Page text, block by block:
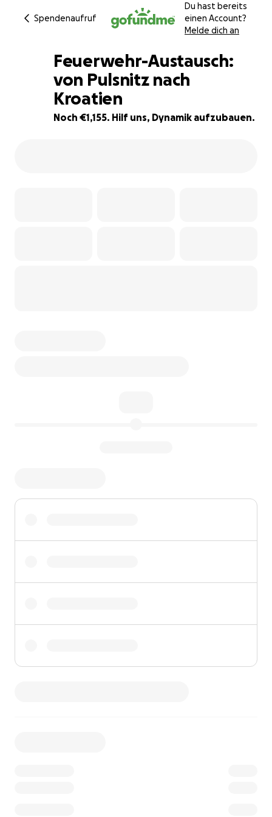
Spendenaufruf
Du hast bereits
einen Account?
Melde dich an
67% complete
Feuerwehr-Austausch:
von Pulsnitz nach
Kroatien
Noch €1,155. Hilf uns, Dynamik aufzubauen.